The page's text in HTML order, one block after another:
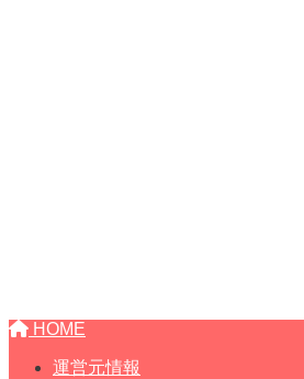
HOME
運営元情報